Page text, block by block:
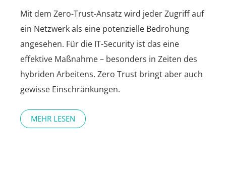
Mit dem Zero-Trust-Ansatz wird jeder Zugriff auf
ein Netzwerk als eine potenzielle Bedrohung
angesehen. Für die IT-Security ist das eine
effektive Maßnahme – besonders in Zeiten des
hybriden Arbeitens. Zero Trust bringt aber auch
gewisse Einschränkungen.
MEHR LESEN